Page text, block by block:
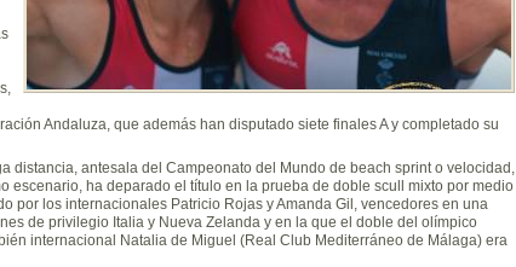
Andaluza, que además han disputado siete finales A y completado su
distancia, antesala del Campeonato del Mundo de beach sprint o velocidad,
escenario, ha deparado el título en la prueba de doble scull mixto por medio
por los internacionales Patricio Rojas y Amanda Gil, vencedores en una
de privilegio Italia y Nueva Zelanda y en la que el doble del olímpico
internacional Natalia de Miguel (Real Club Mediterráneo de Málaga) era